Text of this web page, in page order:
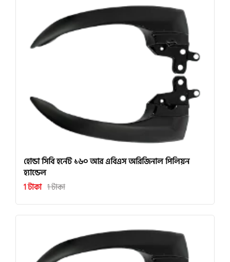
হোন্ডা সিবি হর্নেট ১৬০ আর এবিএস অরিজিনাল পিলিয়ন
হ্যান্ডেল
1 টাকা 1 টাকা